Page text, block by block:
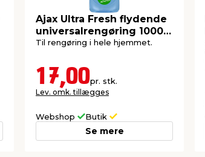
Ajax Ultra Fresh flydende
universalrengøring 1000
ml
Til rengøring i hele hjemmet.
17,00pr. stk.
Lev. omk. tillægges
Webshop Butik
Se mere